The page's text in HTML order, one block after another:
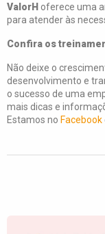
ValorH oferece uma
para atender às
Confira os
Não deixe o
desenvolvimento e
o sucesso de uma
mais dicas e
Estamos no Facebook